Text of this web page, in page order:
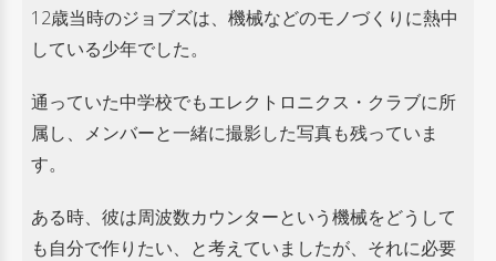
12歳当時のジョブズは、機械などのモノづくりに熱中
している少年でした。
通っていた中学校でもエレクトロニクス・クラブに所
属し、メンバーと一緒に撮影した写真も残っていま
す。
ある時、彼は周波数カウンターという機械をどうして
も自分で作りたい、と考えていましたが、 それに必要